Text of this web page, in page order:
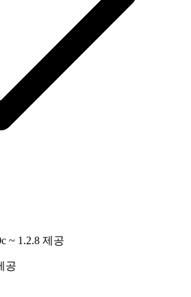
~ 1.2.8 제공
공